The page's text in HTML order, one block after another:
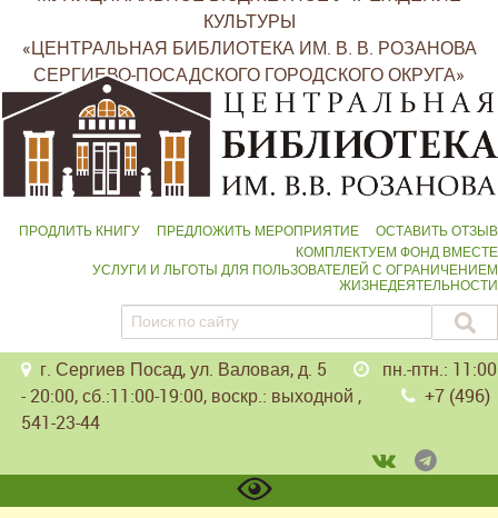
КУЛЬТУРЫ
«ЦЕНТРАЛЬНАЯ БИБЛИОТЕКА ИМ. В. В. РОЗАНОВА
СЕРГИЕВО-ПОСАДСКОГО ГОРОДСКОГО ОКРУГА»
ПРОДЛИТЬ КНИГУ ПРЕДЛОЖИТЬ МЕРОПРИЯТИЕ
ОСТАВИТЬ ОТЗЫВ
КОМПЛЕКТУЕМ ФОНД ВМЕСТЕ
УСЛУГИ И ЛЬГОТЫ ДЛЯ ПОЛЬЗОВАТЕЛЕЙ С ОГРАНИЧЕНИЕМ
ЖИЗНЕДЕЯТЕЛЬНОСТИ
г. Сергиев Посад, ул. Валовая, д. 5
пн.-птн.: 11:00
- 20:00, сб.:11:00-19:00, воскр.: выходной ,
+7 (496)
541-23-44